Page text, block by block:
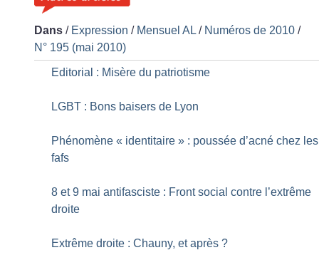
Dans / Expression / Mensuel AL / Numéros de 2010 /
N° 195 (mai 2010)
Editorial : Misère du patriotisme
LGBT : Bons baisers de Lyon
Phénomène « identitaire » : poussée d’acné chez les
fafs
8 et 9 mai antifasciste : Front social contre l’extrême
droite
Extrême droite : Chauny, et après ?